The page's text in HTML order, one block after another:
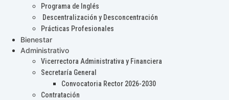
Programa de Inglés
Descentralización y Desconcentración
Prácticas Profesionales
Bienestar
Administrativo
Vicerrectora Administrativa y Financiera
Secretaría General
Convocatoria Rector 2026-2030
Contratación